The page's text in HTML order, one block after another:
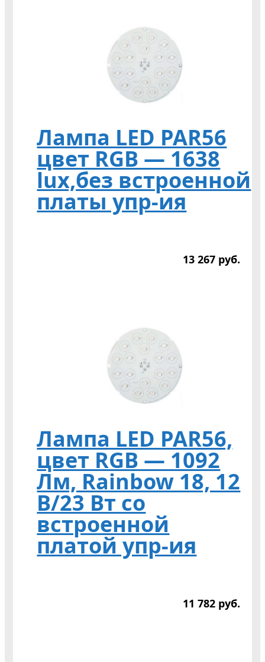
Лампа LED PAR56
цвет RGB — 1638
lux,без встроенной
платы упр-ия
13 267 руб.
Лампа LED PAR56,
цвет RGB — 1092
Лм, Rainbow 18, 12
В/23 Вт со
встроенной
платой упр-ия
11 782 руб.